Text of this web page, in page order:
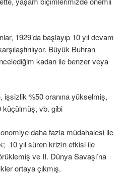
1929’da başlayıp 10 yıl devam
Büyük Buhran
kadarı ile benzer veya
işsizlik %50 oranına yükselmiş,
küçülmüş, vb. gibi
daha fazla müdahalesi ile
10 yıl süren krizin etkisi ile
ve II. Dünya Savaşı’na
ortaya çıkmış.